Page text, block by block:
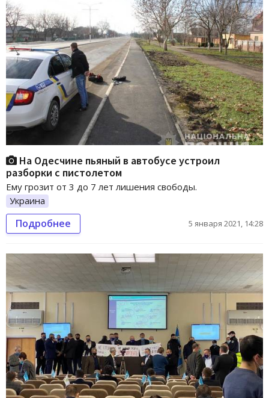
На Одесчине пьяный в автобусе устроил
разборки с пистолетом
Ему грозит от 3 до 7 лет лишения свободы.
Украина
Подробнее 5 января 2021, 14:28